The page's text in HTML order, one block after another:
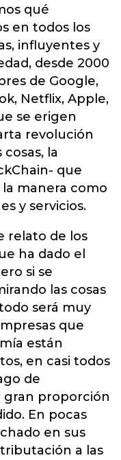
qué
en todos los
influyentes y
desde 2000
de Google,
Netflix, Apple,
se erigen
revolución
la
que
manera como
y servicios.
relato de los
ha dado el
si se
las cosas
será muy
que
están
en casi todos
de
gran proporción
En pocas
en sus
a las